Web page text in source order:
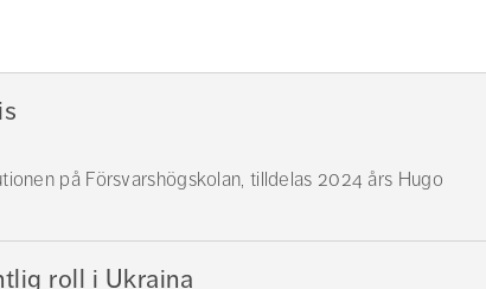
på Försvarshögskolan, tilldelas 2024 års Hugo
roll i Ukraina